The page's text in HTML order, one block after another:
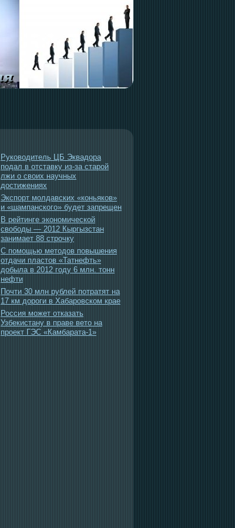
Руководитель ЦБ Эквадора
подал в отставку из-за старой
лжи о своих научных
достижениях
Экспорт молдавских «коньяков»
и «шампанского» будет запрещен
В рейтинге экономической
свободы — 2012 Кыргызстан
занимает 88 строчку
С помощью методов повышения
отдачи пластов «Татнефть»
добыла в 2012 году 6 млн. тонн
нефти
Почти 30 млн рублей потратят на
17 км дороги в Хабаровском крае
Россия может отказать
Узбекистану в праве вето на
проект ГЭС «Камбарата-1»